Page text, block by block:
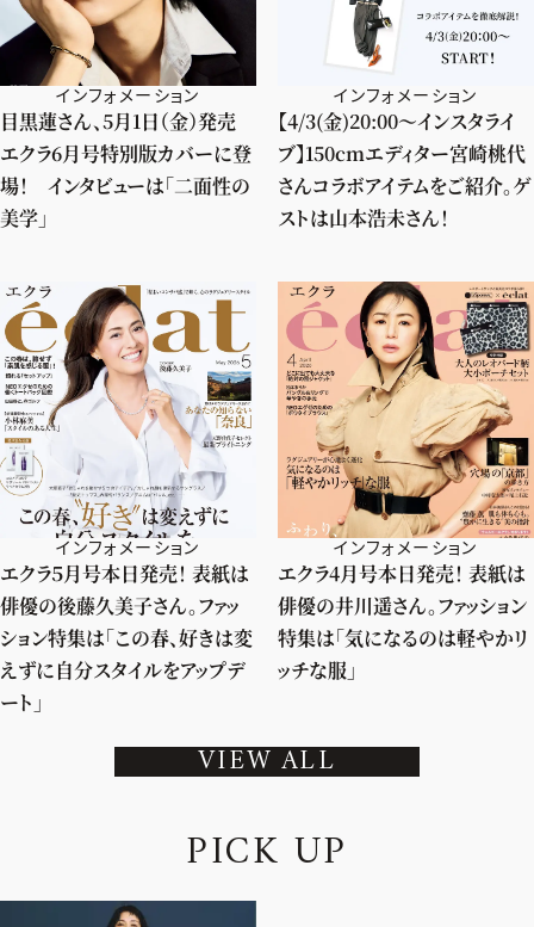
インフォメーション
目黒蓮さん、5月1日（金）発売
エクラ6月号特別版カバーに登
場！ インタビューは「二面性の
美学」
インフォメーション
【4/3(金)20:00～インスタライ
ブ】150cmエディター宮崎桃代
さんコラボアイテムをご紹介。ゲ
ストは山本浩未さん！
インフォメーション
エクラ５月号本日発売！ 表紙は
俳優の後藤久美子さん。ファッ
ション特集は「この春、好きは変
えずに自分スタイルをアップデ
ート」
インフォメーション
エクラ4月号本日発売！ 表紙は
俳優の井川遥さん。ファッション
特集は「気になるのは軽やかリ
ッチな服」
VIEW ALL
PICK UP